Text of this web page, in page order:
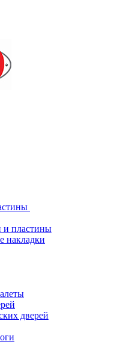
и пластины
накладки
дверей